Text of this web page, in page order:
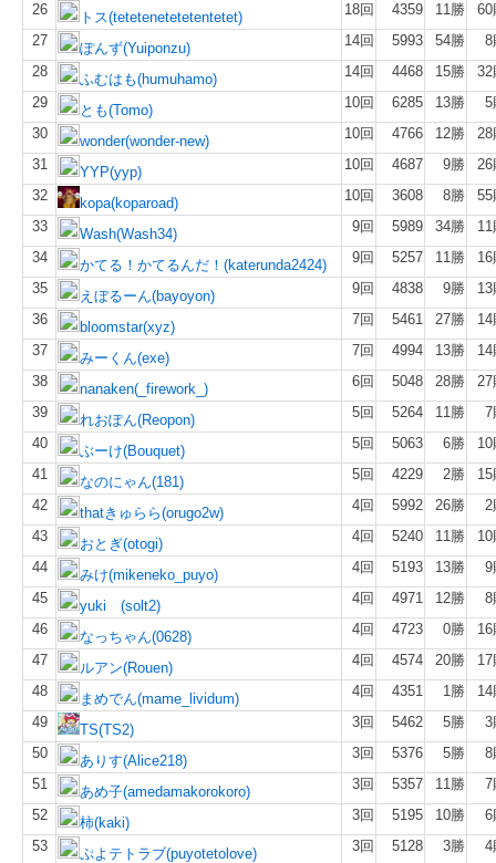
26
トス(tetetenetetetentetet) 18回 4359 11勝
60
27
ぽんず(Yuiponzu) 14回 5993 54勝
8
28
ふむはも(humuhamo) 14回 4468 15勝
32
29
とも(Tomo) 10回 6285 13勝
5
30
wonder(wonder-new) 10回 4766 12勝
28
31
YYP(yyp) 10回 4687 9勝
26
32
kopa(koparoad) 10回 3608 8勝
55
33
Wash(Wash34) 9回 5989 34勝
11
34
かてる！かてるんだ！(katerunda2424) 9回 5257 11勝
16
35
えぼるーん(bayoyon) 9回 4838 9勝
13
36
bloomstar(xyz) 7回 5461 27勝
14
37
みーくん(exe) 7回 4994 13勝
14
38
nanaken(_firework_) 6回 5048 28勝
27
39
れおぽん(Reopon) 5回 5264 11勝
7
40
ぶーけ(Bouquet) 5回 5063 6勝
10
41
なのにゃん(181) 5回 4229 2勝
15
42
thatきゅらら(orugo2w) 4回 5992 26勝
2
43
おとぎ(otogi) 4回 5240 11勝
10
44
みけ(mikeneko_puyo) 4回 5193 13勝
9
45
yuki (solt2) 4回 4971 12勝
8
46
なっちゃん(0628) 4回 4723 0勝
16
47
ルアン(Rouen) 4回 4574 20勝
17
48
まめでん(mame_lividum) 4回 4351 1勝
14
49
TS(TS2) 3回 5462 5勝
3
50
ありす(Alice218) 3回 5376 5勝
8
51
あめ子(amedamakorokoro) 3回 5357 11勝
7
52
柿(kaki) 3回 5195 10勝
6
53
ぷよテトラブ(puyotetolove) 3回 5128 3勝
4